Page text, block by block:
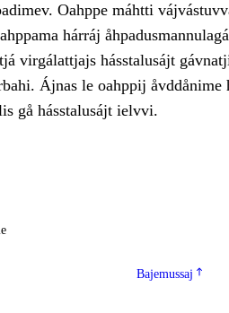
Oahppe máhtti
hárráj
virgálattjajs hásstalusájt
Ájnas le oahppij
gå hásstalusájt ielvvi.
Bajemussaj